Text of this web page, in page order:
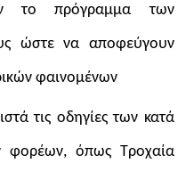
το πρόγραμμα των
ώστε να αποφεύγουν
φαινομένων
τις οδηγίες των κατά
φορέων, όπως Τροχαία